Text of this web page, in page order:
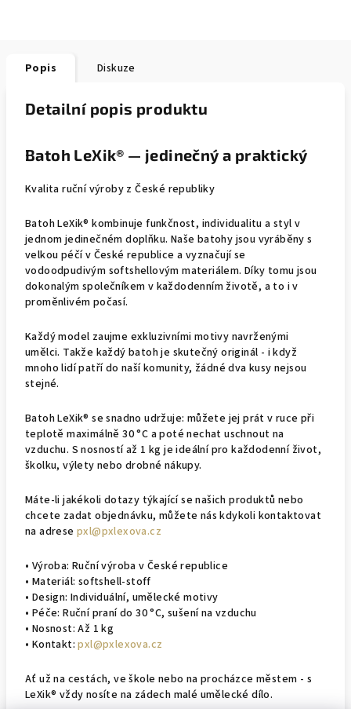
Popis Diskuze
Detailní popis produktu
Batoh LeXik® — jedinečný a praktický
Kvalita ruční výroby z České republiky
Batoh LeXik® kombinuje funkčnost, individualitu a styl v
jednom jedinečném doplňku. Naše batohy jsou vyráběny s
velkou péčí v České republice a vyznačují se
vodoodpudivým softshellovým materiálem. Díky tomu jsou
dokonalým společníkem v každodenním životě, a to i v
proměnlivém počasí.
Každý model zaujme exkluzivními motivy navrženými
umělci. Takže každý batoh je skutečný originál - i když
mnoho lidí patří do naší komunity, žádné dva kusy nejsou
stejné.
Batoh LeXik® se snadno udržuje: můžete jej prát v ruce při
teplotě maximálně 30 °C a poté nechat uschnout na
vzduchu. S nosností až 1 kg je ideální pro každodenní život,
školku, výlety nebo drobné nákupy.
Máte-li jakékoli dotazy týkající se našich produktů nebo
chcete zadat objednávku, můžete nás kdykoli kontaktovat
na adresepxl@pxlexova.cz
• Výroba: Ruční výroba v České republice
• Materiál: softshell-stoff
• Design: Individuální, umělecké motivy
• Péče: Ruční praní do 30 °C, sušení na vzduchu
• Nosnost: Až 1 kg
• Kontakt:pxl@pxlexova.cz
Ať už na cestách, ve škole nebo na procházce městem - s
LeXik® vždy nosíte na zádech malé umělecké dílo.